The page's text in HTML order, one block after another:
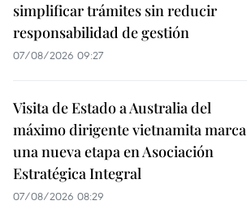
simplificar trámites sin reducir
responsabilidad de gestión
07/08/2026 09:27
Visita de Estado a Australia del
máximo dirigente vietnamita marca
una nueva etapa en Asociación
Estratégica Integral
07/08/2026 08:29